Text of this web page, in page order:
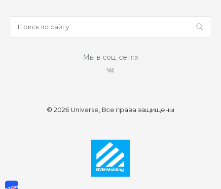
Мы в соц. сетях
© 2026 Universe, Все права защищены